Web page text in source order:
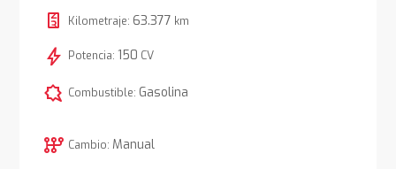
Kilometraje: 63.377 km
bolt Potencia: 150 CV
comic_bubble Combustible: Gasolina
auto_transmission Cambio: Manual